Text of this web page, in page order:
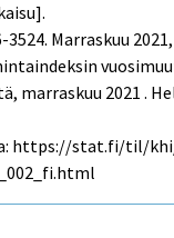
3524. Marraskuu
marraskuu 2021 .
https://stat.fi/til/khi/